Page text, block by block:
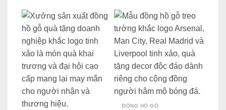
₫480.000.là:
₫300.000.
ĐỒNG HỒ GỖ